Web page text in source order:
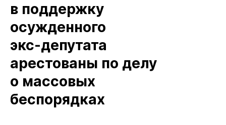
в поддержку
осужденного
экс‑депутата
арестованы по делу
о массовых
беспорядках